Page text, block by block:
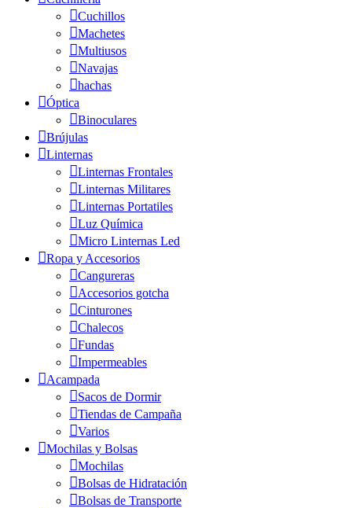
Cuchillos
Machetes
Multiusos
Navajas
hachas
Óptica
Binoculares
Brújulas
Linternas
Linternas Frontales
Linternas Militares
Linternas Portatiles
Luz Química
Micro Linternas Led
Ropa y Accesorios
Cangureras
Accesorios gotcha
Cinturones
Chalecos
Fundas
Impermeables
Acampada
Sacos de Dormir
Tiendas de Campaña
Varios
Mochilas y Bolsas
Mochilas
Bolsas de Hidratación
Bolsas de Transporte